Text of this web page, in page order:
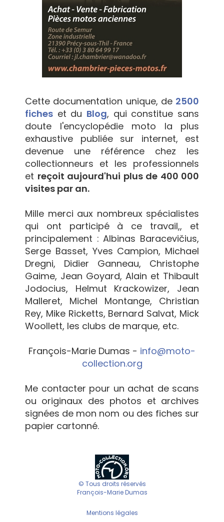
Cette documentation unique, de 2500
fiches et du Blog, qui constitue sans
doute l'encyclopédie moto la plus
exhaustive publiée sur internet, est
devenue une référence chez les
collectionneurs et les professionnels
et reçoit aujourd'hui plus de 400 000
visites par an.
Mille merci aux nombreux spécialistes
qui ont participé à ce travail,, et
principalement : Albinas Baracevičius,
Serge Basset, Yves Campion, Michael
Dregni, Didier Ganneau, Christophe
Gaime, Jean Goyard, Alain et Thibault
Jodocius, Helmut Krackowizer, Jean
Malleret, Michel Montange, Christian
Rey, Mike Ricketts, Bernard Salvat, Mick
Woollett, les clubs de marque, etc.
François-Marie Dumas - info@moto-
collection.org
Me contacter pour un achat de scans
ou originaux des photos et archives
signées de mon nom ou des fiches sur
papier cartonné.
© Tous droits réservés
François-Marie Dumas
Mentions légales